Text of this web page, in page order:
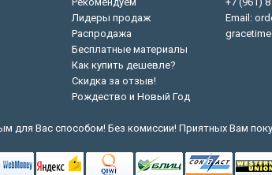
Лидеры продаж
Распродажа
Бесплатные материалы
Как купить дешевле?
Скидка за отзыв!
Рождество и Новый Год
Email:
для Вас способом! Без комиссии! Приятных Вам